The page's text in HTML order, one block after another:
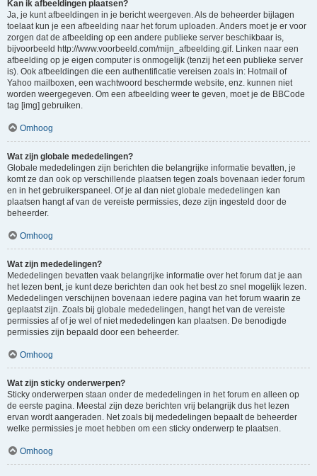
Kan ik afbeeldingen plaatsen?
Ja, je kunt afbeeldingen in je bericht weergeven. Als de beheerder bijlagen
toelaat kun je een afbeelding naar het forum uploaden. Anders moet je er voor
zorgen dat de afbeelding op een andere publieke server beschikbaar is,
bijvoorbeeld http://www.voorbeeld.com/mijn_afbeelding.gif. Linken naar een
afbeelding op je eigen computer is onmogelijk (tenzij het een publieke server
is). Ook afbeeldingen die een authentificatie vereisen zoals in: Hotmail of
Yahoo mailboxen, een wachtwoord beschermde website, enz. kunnen niet
worden weergegeven. Om een afbeelding weer te geven, moet je de BBCode
tag [img] gebruiken.
Omhoog
Wat zijn globale mededelingen?
Globale mededelingen zijn berichten die belangrijke informatie bevatten, je
komt ze dan ook op verschillende plaatsen tegen zoals bovenaan ieder forum
en in het gebruikerspaneel. Of je al dan niet globale mededelingen kan
plaatsen hangt af van de vereiste permissies, deze zijn ingesteld door de
beheerder.
Omhoog
Wat zijn mededelingen?
Mededelingen bevatten vaak belangrijke informatie over het forum dat je aan
het lezen bent, je kunt deze berichten dan ook het best zo snel mogelijk lezen.
Mededelingen verschijnen bovenaan iedere pagina van het forum waarin ze
geplaatst zijn. Zoals bij globale mededelingen, hangt het van de vereiste
permissies af of je wel of niet mededelingen kan plaatsen. De benodigde
permissies zijn bepaald door een beheerder.
Omhoog
Wat zijn sticky onderwerpen?
Sticky onderwerpen staan onder de mededelingen in het forum en alleen op
de eerste pagina. Meestal zijn deze berichten vrij belangrijk dus het lezen
ervan wordt aangeraden. Net zoals bij mededelingen bepaalt de beheerder
welke permissies je moet hebben om een sticky onderwerp te plaatsen.
Omhoog